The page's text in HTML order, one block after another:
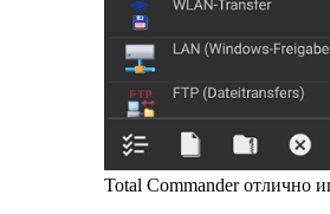
Total Commander отлично